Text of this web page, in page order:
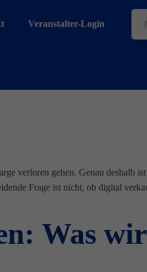
Veranstalter-Login
verloren gehen. Genau deshalb
Frage ist nicht, ob digital
Was